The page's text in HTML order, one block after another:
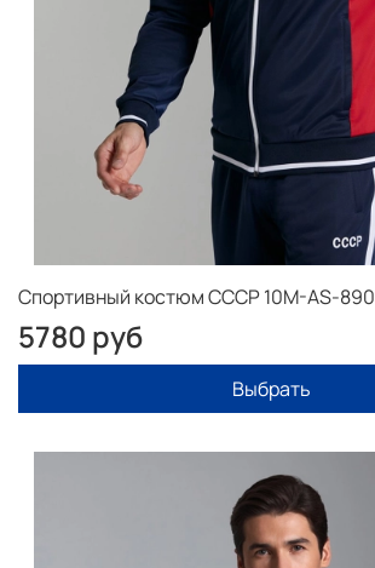
Спортивный костюм СССР 10M-AS-890
5780 руб
Выбрать